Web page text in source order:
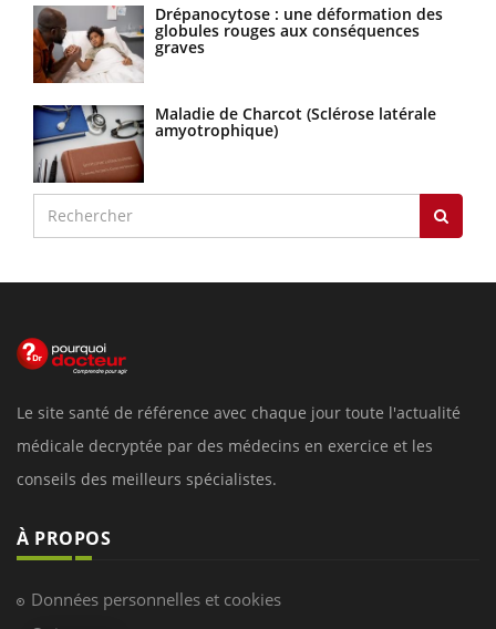
Drépanocytose : une déformation des
globules rouges aux conséquences
graves
Maladie de Charcot (Sclérose latérale
amyotrophique)
Le site santé de référence avec chaque jour toute l'actualité
médicale decryptée par des médecins en exercice et les
conseils des meilleurs spécialistes.
À PROPOS
Données personnelles et cookies